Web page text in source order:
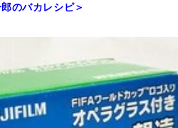
のバカレシピ＞